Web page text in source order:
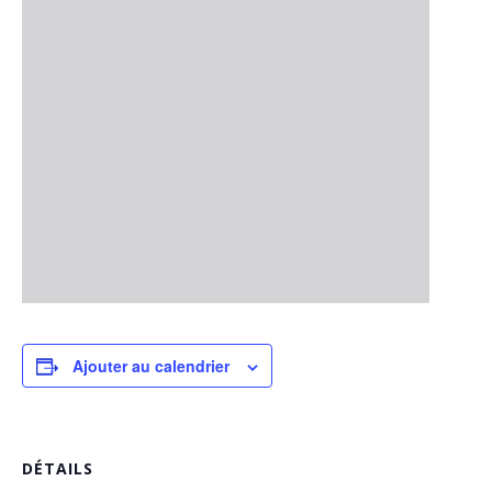
Ajouter au calendrier
DÉTAILS